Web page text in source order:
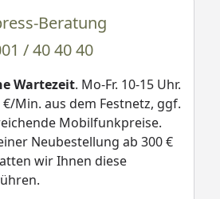
Beratung
/ 40 40 40
Wartezeit. Mo-Fr. 10-15 Uhr.
€/Min. aus dem Festnetz, ggf.
Mobilfunkpreise.
Neubestellung ab 300 €
wir Ihnen diese